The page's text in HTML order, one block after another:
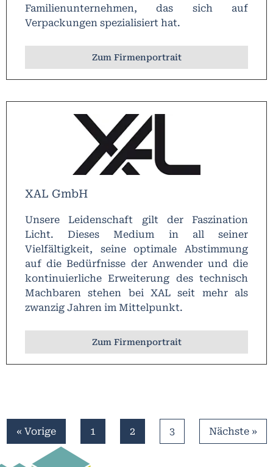
Familienunternehmen, das sich auf
Verpackungen spezialisiert hat.
Zum Firmenportrait
XAL GmbH
Unsere Leidenschaft gilt der Faszination
Licht. Dieses Medium in all seiner
Vielfältigkeit, seine optimale Abstimmung
auf die Bedürfnisse der Anwender und die
kontinuierliche Erweiterung des technisch
Machbaren stehen bei XAL seit mehr als
zwanzig Jahren im Mittelpunkt.
Zum Firmenportrait
« Vorige 1 2 3 Nächste »